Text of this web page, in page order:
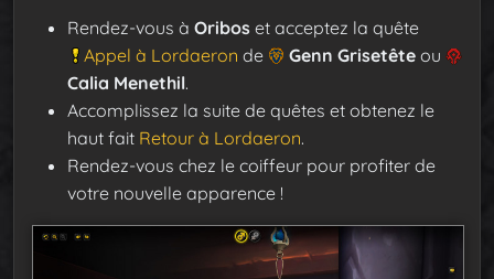
Rendez-vous à Oribos et acceptez la quête
Appel à Lordaeron de Genn Grisetête ou
Calia Menethil.
Accomplissez la suite de quêtes et obtenez le
haut fait Retour à Lordaeron.
Rendez-vous chez le coiffeur pour profiter de
votre nouvelle apparence !